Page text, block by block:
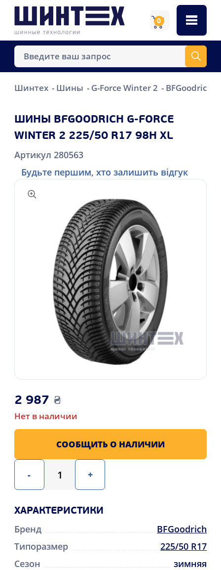
0
Шинтех Шины G-Force Winter 2 BFGoodrich
ШИНЫ BFGOODRICH G-FORCE
WINTER 2 225/50 R17 98H XL
Артикул 280563
Будьте першим, хто залишить відгук
2 987 ₴
Нет в наличии
- +
СООБЩИТЬ О НАЛИЧИИ
ХАРАКТЕРИСТИКИ
Бренд
BFGoodrich
Типоразмер
225/50 R17
Сезон
зимняя